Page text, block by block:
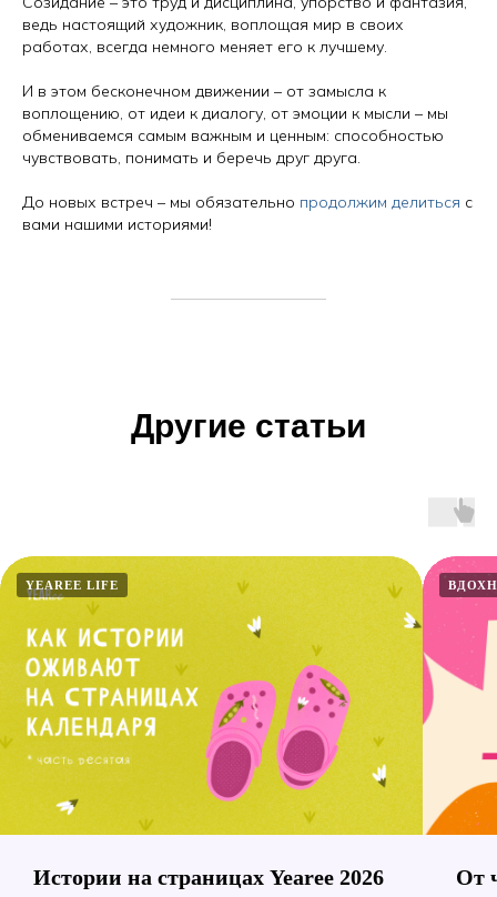
ведь настоящий художник, воплощая мир в своих
работах, всегда немного меняет его к лучшему.
И в этом бесконечном движении – от замысла к
воплощению, от идеи к диалогу, от эмоции к мысли – мы
обмениваемся самым важным и ценным: способностью
чувствовать, понимать и беречь друг друга.
До новых встреч – мы обязательно продолжим делиться с
вами нашими историями!
Другие статьи
YEAREE LIFE
Истории на страницах Yearee 2026
От